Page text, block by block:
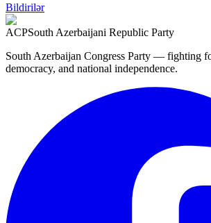
Bildirilər
ACPSouth Azerbaijani Republic Party
South Azerbaijan Congress Party — fighting
democracy, and national independence.